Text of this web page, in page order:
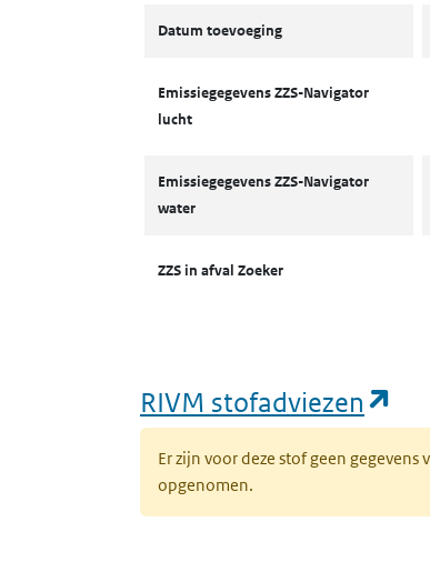
Datum toevoeging
Emissiegegevens ZZS-Navigator
lucht
Emissiegegevens ZZS-Navigator
water
ZZS in afval Zoeker
RIVM stofadviezen
Er zijn voor deze stof geen
opgenomen.